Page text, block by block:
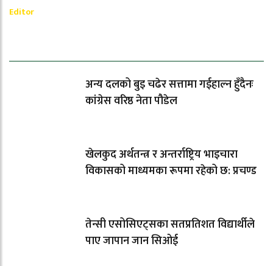
Editor
अन्य दलको बुइ चढेर सत्तामा गईहाल्न हुँदैनः
कांग्रेस वरिष्ठ नेता पौडेल
खेलकुद अर्थतन्त्र र अन्तर्राष्ट्रिय भाइचारा
विकासको माध्यमका रूपमा रहेको छ: प्रचण्ड
तेन्सी एसोसिएट्सका सतप्रतिशत विद्यार्थीले
पाए जापान जान सिओई